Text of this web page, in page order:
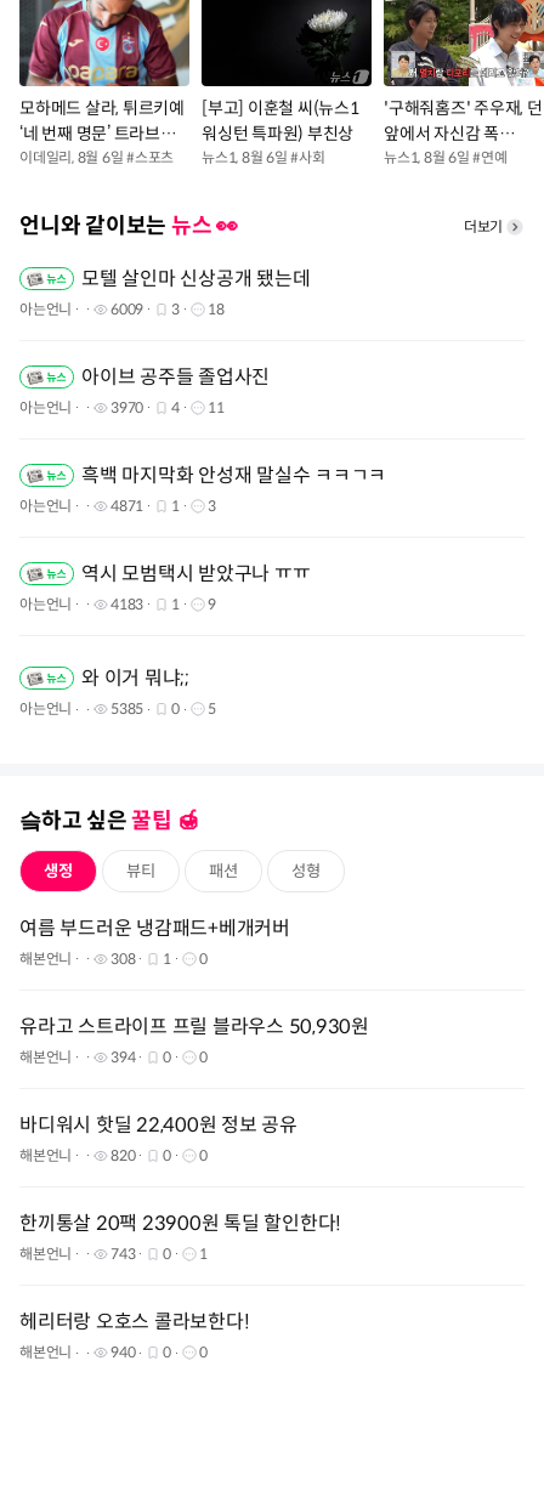
모하메드 살라, 튀르키예
‘네 번째 명문’ 트라브존
스포르행
이데일리 , 8월 6일 #스포츠
[부고] 이훈철 씨(뉴스1
워싱턴 특파원) 부친상
뉴스1, 8월 6일 #사회
'구해줘홈즈' 주우재, 던
앞에서 자신감 폭
발…"몇 ㎏이야?"
뉴스1, 8월 6일 #연예
언니와 같이보는 뉴스 👀 더보기
모텔 살인마 신상공개 됐는데
아는언니 6009 3 18
아이브 공주들 졸업사진
아는언니 3970 4 11
흑백 마지막화 안성재 말실수 ㅋㅋㄱㅋ
아는언니 4871 1 3
역시 모범택시 받았구나 ㅠㅠ
아는언니 4183 1 9
와 이거 뭐냐;;
아는언니 5385 0 5
슼하고 싶은꿀팁 🍯️
생정 뷰티 패션 성형
여름 부드러운 냉감패드+베개커버
해본언니 308 1 0
유라고 스트라이프 프릴 블라우스 50,930원
해본언니 394 0 0
바디워시 핫딜 22,400원 정보 공유
해본언니 820 0 0
한끼통살 20팩 23900원 톡딜 할인한다!
해본언니 743 0 1
헤리터랑 오호스 콜라보한다!
해본언니 940 0 0